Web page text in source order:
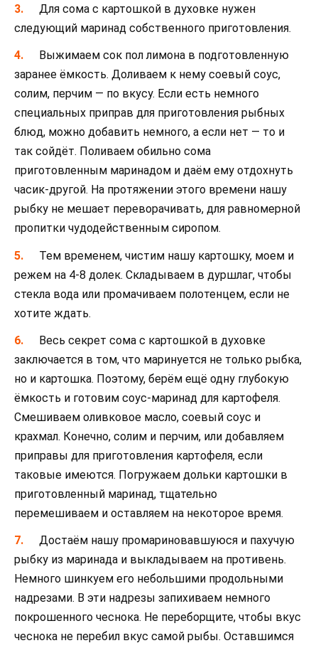
Для сома с картошкой в духовке нужен
следующий маринад собственного приготовления.
Выжимаем сок пол лимона в подготовленную
заранее ёмкость. Доливаем к нему соевый соус,
солим, перчим — по вкусу. Если есть немного
специальных приправ для приготовления рыбных
блюд, можно добавить немного, а если нет — то и
так сойдёт. Поливаем обильно сома
приготовленным маринадом и даём ему отдохнуть
часик-другой. На протяжении этого времени нашу
рыбку не мешает переворачивать, для равномерной
пропитки чудодейственным сиропом.
Тем временем, чистим нашу картошку, моем и
режем на 4-8 долек. Складываем в дуршлаг, чтобы
стекла вода или промачиваем полотенцем, если не
хотите ждать.
Весь секрет сома с картошкой в духовке
заключается в том, что маринуется не только рыбка,
но и картошка. Поэтому, берём ещё одну глубокую
ёмкость и готовим соус-маринад для картофеля.
Смешиваем оливковое масло, соевый соус и
крахмал. Конечно, солим и перчим, или добавляем
приправы для приготовления картофеля, если
таковые имеются. Погружаем дольки картошки в
приготовленный маринад, тщательно
перемешиваем и оставляем на некоторое время.
Достаём нашу промариновавшуюся и пахучую
рыбку из маринада и выкладываем на противень.
Немного шинкуем его небольшими продольными
надрезами. В эти надрезы запихиваем немного
покрошенного чеснока. Не переборщите, чтобы вкус
чеснока не перебил вкус самой рыбы. Оставшимся